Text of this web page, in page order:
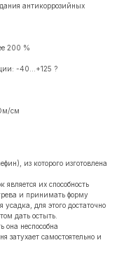
антикоррозийных
200 %
-40...+125 ?
см
из которого изготовлена
их способность
и принимать форму
для этого достаточно
дать остыть.
она неспособна
затухает самостоятельно и